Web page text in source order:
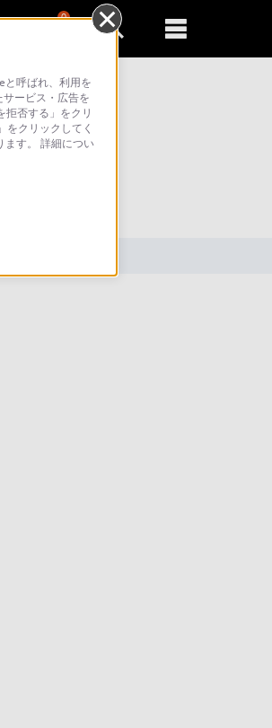
0
と呼ばれ、利用を
ービス・広告を
否する」をクリ
クリックしてく
ます。 詳細につい